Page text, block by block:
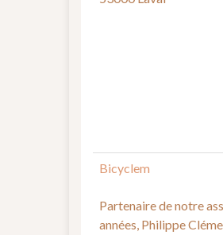
Bicyclem
Partenaire de notre
années, Philippe